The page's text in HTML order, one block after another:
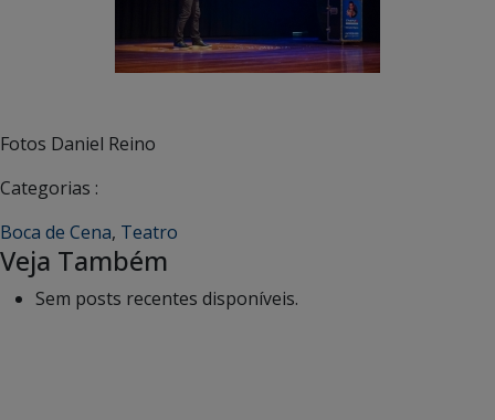
Fotos Daniel Reino
Categorias :
Boca de Cena, Teatro
Veja Também
Sem posts recentes disponíveis.